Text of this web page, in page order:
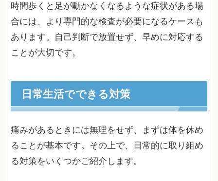
時間歩くと足が動かなくなるような症状がある場
合には、より専門的な検査が必要になるケースも
あります。自己判断で放置せず、早めに対応する
ことが大切です。
日常生活でできる対策
痛みがあるときには無理をせず、まずは体を休め
ることが基本です。その上で、日常的に取り組め
る対策をいくつかご紹介します。